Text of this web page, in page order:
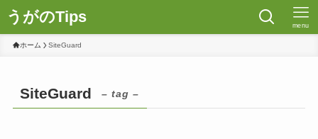
うがのTips menu
ホーム SiteGuard
SiteGuard – tag –